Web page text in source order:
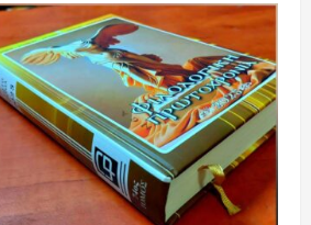
ξεχωριστή
γιορτή
για
τη
Γυναίκα
και
τα
Γράμματα
από
τις
Εκδόσεις
«Φιλολογική
Πρωτοχρονιά»
του